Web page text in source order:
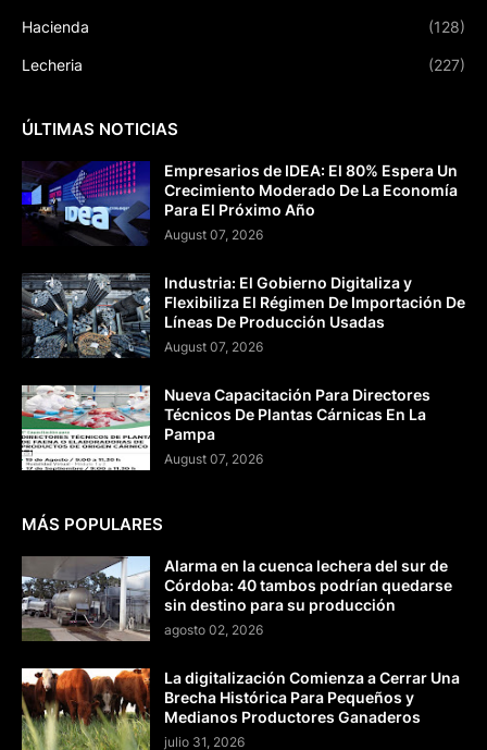
Hacienda (128)
Lecheria (227)
ÚLTIMAS NOTICIAS
Empresarios de IDEA: El 80% Espera Un
Crecimiento Moderado De La Economía
Para El Próximo Año
August 07, 2026
Industria: El Gobierno Digitaliza y
Flexibiliza El Régimen De Importación De
Líneas De Producción Usadas
August 07, 2026
Nueva Capacitación Para Directores
Técnicos De Plantas Cárnicas En La
Pampa
August 07, 2026
MÁS POPULARES
Alarma en la cuenca lechera del sur de
Córdoba: 40 tambos podrían quedarse
sin destino para su producción
agosto 02, 2026
La digitalización Comienza a Cerrar Una
Brecha Histórica Para Pequeños y
Medianos Productores Ganaderos
julio 31, 2026